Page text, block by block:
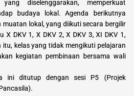
diselenggarakan, memperkuat
budaya lokal. Agenda berikutnya
muatan lokal, yang diikuti secara bergilir
X DKV 1, X DKV 2, X DKV 3, XI DKV 1,
itu, kelas yang tidak mengikuti pelajaran
kegiatan pembinaan bersama wali
ini ditutup dengan sesi P5 (Projek